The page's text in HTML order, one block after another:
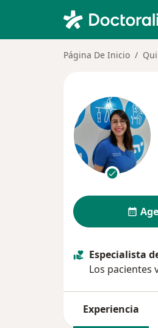
Página De Inicio
Especialista
Los pacientes
Experiencia